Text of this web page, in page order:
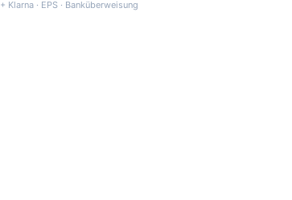
+ Klarna · EPS · Banküberweisung